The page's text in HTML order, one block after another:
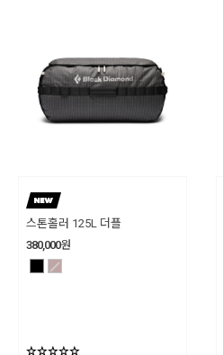
스톤홀러 125L 더플
380,000원